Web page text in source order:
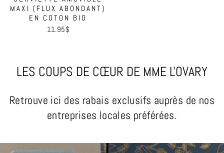
MAXI (FLUX ABONDANT)
EN COTON BIO
11.95$
LES COUPS DE CŒUR DE MME L'OVARY
Retrouve ici des rabais exclusifs auprès de nos
entreprises locales préférées.